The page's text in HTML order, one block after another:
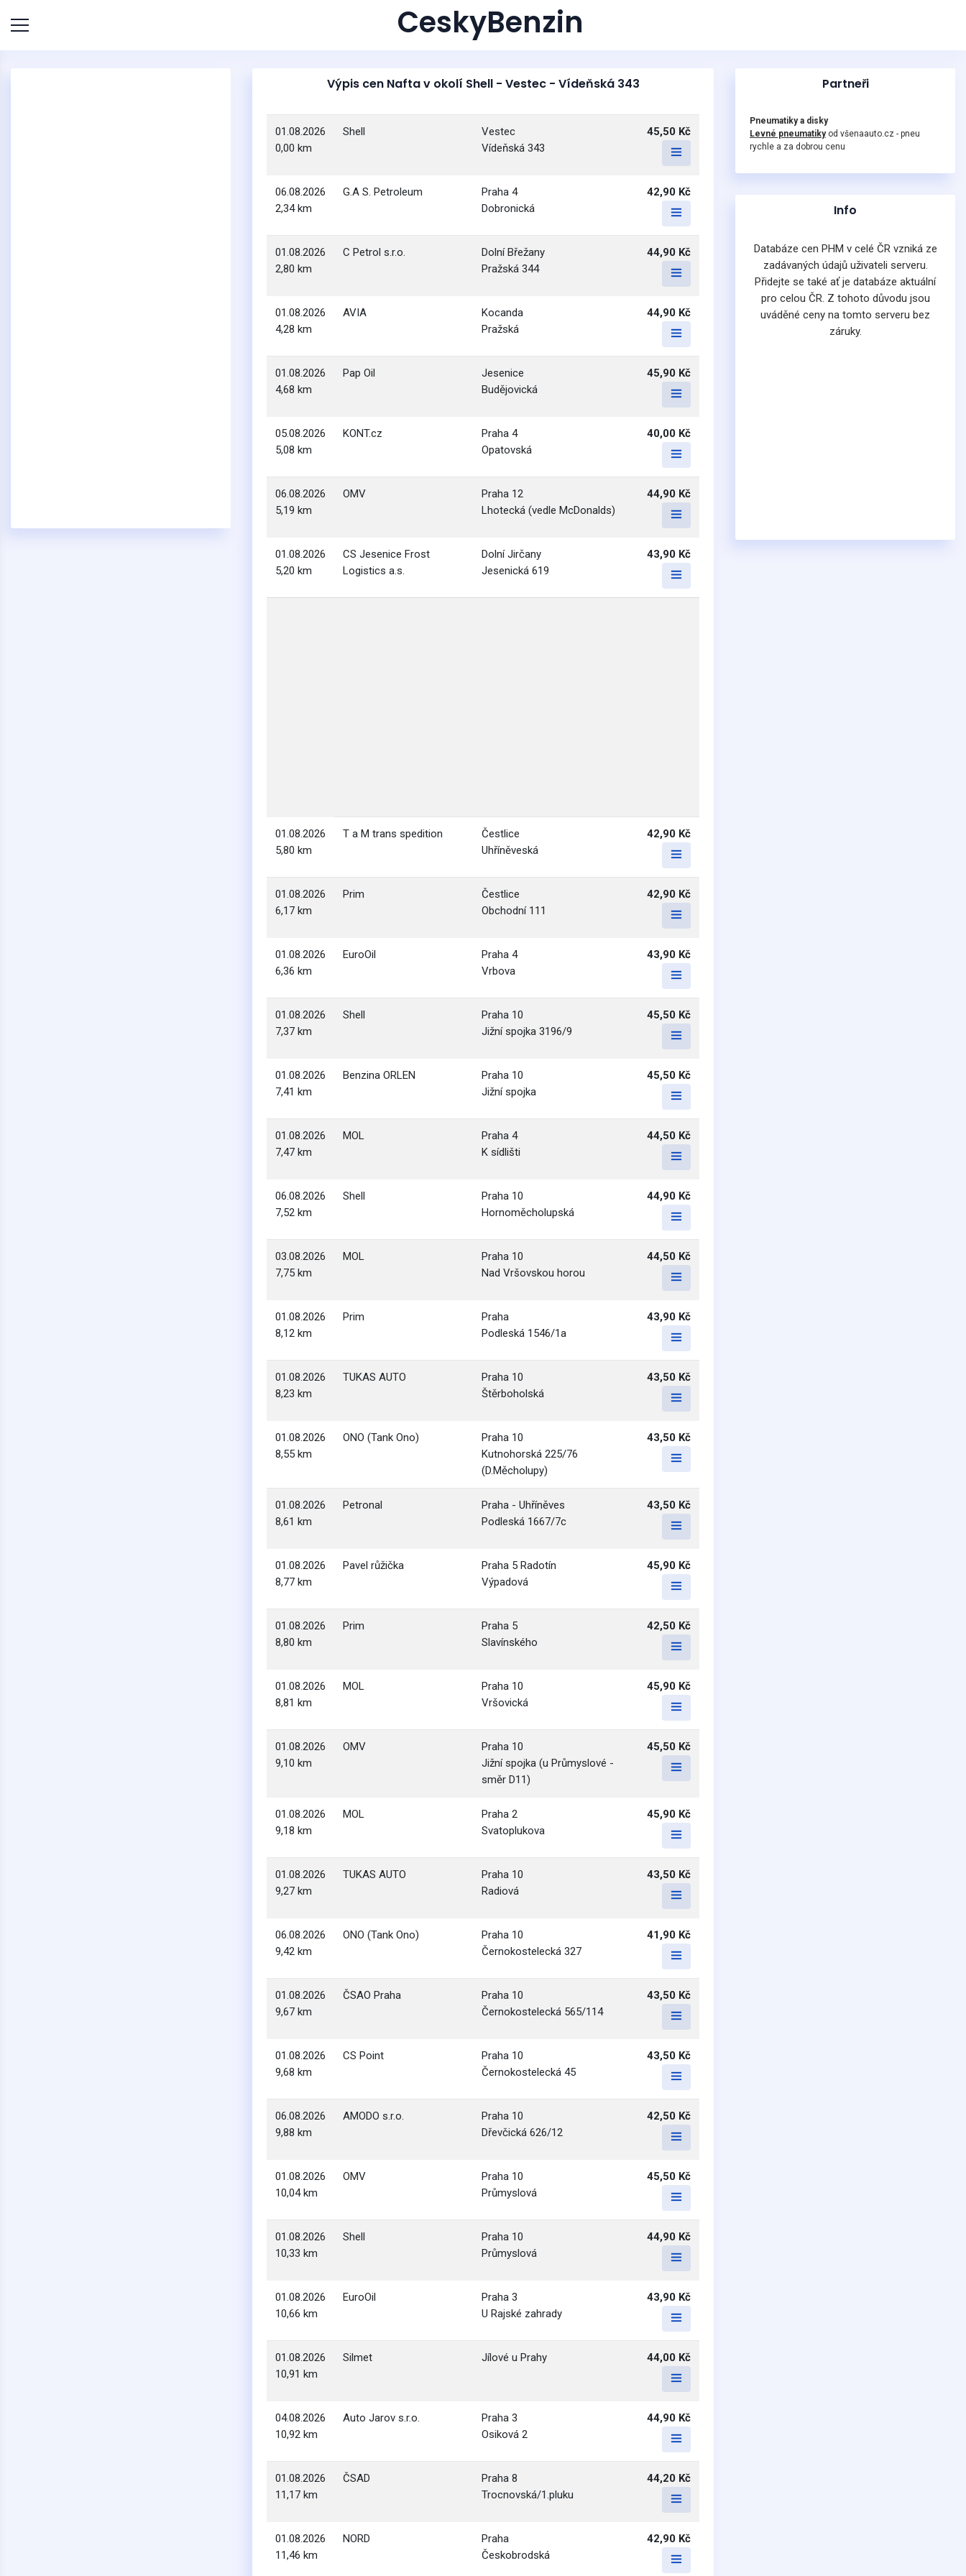
CeskyBenzin
Výpis cen Nafta v okolí Shell - Vestec - Vídeňská 343
01.08.2026
0,00 km
Shell
Vestec
Vídeňská 343
45,50 Kč
06.08.2026
2,34 km
G.A S. Petroleum
Praha 4
Dobronická
42,90 Kč
01.08.2026
2,80 km
C Petrol s.r.o.
Dolní Břežany
Pražská 344
44,90 Kč
01.08.2026
4,28 km
AVIA
Kocanda
Pražská
44,90 Kč
01.08.2026
4,68 km
Pap Oil
Jesenice
Budějovická
45,90 Kč
05.08.2026
5,08 km
KONT.cz
Praha 4
Opatovská
40,00 Kč
06.08.2026
5,19 km
OMV
Praha 12
Lhotecká (vedle McDonalds)
44,90 Kč
01.08.2026
5,20 km
CS Jesenice Frost
Logistics a.s.
Dolní Jirčany
Jesenická 619
43,90 Kč
01.08.2026
5,80 km
T a M trans spedition
Čestlice
Uhříněveská
42,90 Kč
01.08.2026
6,17 km
Prim
Čestlice
Obchodní 111
42,90 Kč
01.08.2026
6,36 km
EuroOil
Praha 4
Vrbova
43,90 Kč
01.08.2026
7,37 km
Shell
Praha 10
Jižní spojka 3196/9
45,50 Kč
01.08.2026
7,41 km
Benzina ORLEN
Praha 10
Jižní spojka
45,50 Kč
01.08.2026
7,47 km
MOL
Praha 4
K sídlišti
44,50 Kč
06.08.2026
7,52 km
Shell
Praha 10
Hornoměcholupská
44,90 Kč
03.08.2026
7,75 km
MOL
Praha 10
Nad Vršovskou horou
44,50 Kč
01.08.2026
8,12 km
Prim
Praha
Podleská 1546/1a
43,90 Kč
01.08.2026
8,23 km
TUKAS AUTO
Praha 10
Štěrboholská
43,50 Kč
01.08.2026
8,55 km
ONO (Tank Ono)
Praha 10
Kutnohorská 225/76
(D.Měcholupy)
43,50 Kč
01.08.2026
8,61 km
Petronal
Praha - Uhříněves
Podleská 1667/7c
43,50 Kč
01.08.2026
8,77 km
Pavel růžička
Praha 5 Radotín
Výpadová
45,90 Kč
01.08.2026
8,80 km
Prim
Praha 5
Slavínského
42,50 Kč
01.08.2026
8,81 km
MOL
Praha 10
Vršovická
45,90 Kč
01.08.2026
9,10 km
OMV
Praha 10
Jižní spojka (u Průmyslové -
směr D11)
45,50 Kč
01.08.2026
9,18 km
MOL
Praha 2
Svatoplukova
45,90 Kč
01.08.2026
9,27 km
TUKAS AUTO
Praha 10
Radiová
43,50 Kč
06.08.2026
9,42 km
ONO (Tank Ono)
Praha 10
Černokostelecká 327
41,90 Kč
01.08.2026
9,67 km
ČSAO Praha
Praha 10
Černokostelecká 565/114
43,50 Kč
01.08.2026
9,68 km
CS Point
Praha 10
Černokostelecká 45
43,50 Kč
06.08.2026
9,88 km
AMODO s.r.o.
Praha 10
Dřevčická 626/12
42,50 Kč
01.08.2026
10,04 km
OMV
Praha 10
Průmyslová
45,50 Kč
01.08.2026
10,33 km
Shell
Praha 10
Průmyslová
44,90 Kč
01.08.2026
10,66 km
EuroOil
Praha 3
U Rajské zahrady
43,90 Kč
01.08.2026
10,91 km
Silmet Jílové u Prahy 44,00 Kč
04.08.2026
10,92 km
Auto Jarov s.r.o.
Praha 3
Osiková 2
44,90 Kč
01.08.2026
11,17 km
ČSAD
Praha 8
Trocnovská/1.pluku
44,20 Kč
01.08.2026
11,46 km
NORD
Praha
Českobrodská
42,90 Kč
Partneři
Pneumatiky a disky
Levné pneumatikyod všenaauto.cz - pneu
rychle a za dobrou cenu
Info
Databáze cen PHM v celé ČR vzniká ze
zadávaných údajů uživateli serveru.
Přidejte se také ať je databáze aktuální
pro celou ČR. Z tohoto důvodu jsou
uváděné ceny na tomto serveru bez
záruky.